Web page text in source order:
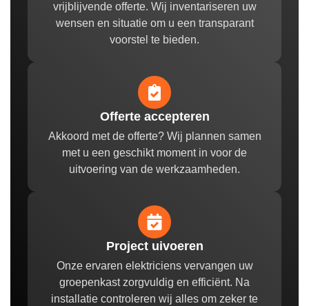
vrijblijvende offerte. Wij inventariseren uw
wensen en situatie om u een transparant
voorstel te bieden.
Offerte accepteren
Akkoord met de offerte? Wij plannen samen
met u een geschikt moment in voor de
uitvoering van de werkzaamheden.
Project uivoeren
Onze ervaren elektriciens vervangen uw
groepenkast zorgvuldig en efficiënt. Na
installatie controleren wij alles om zeker te